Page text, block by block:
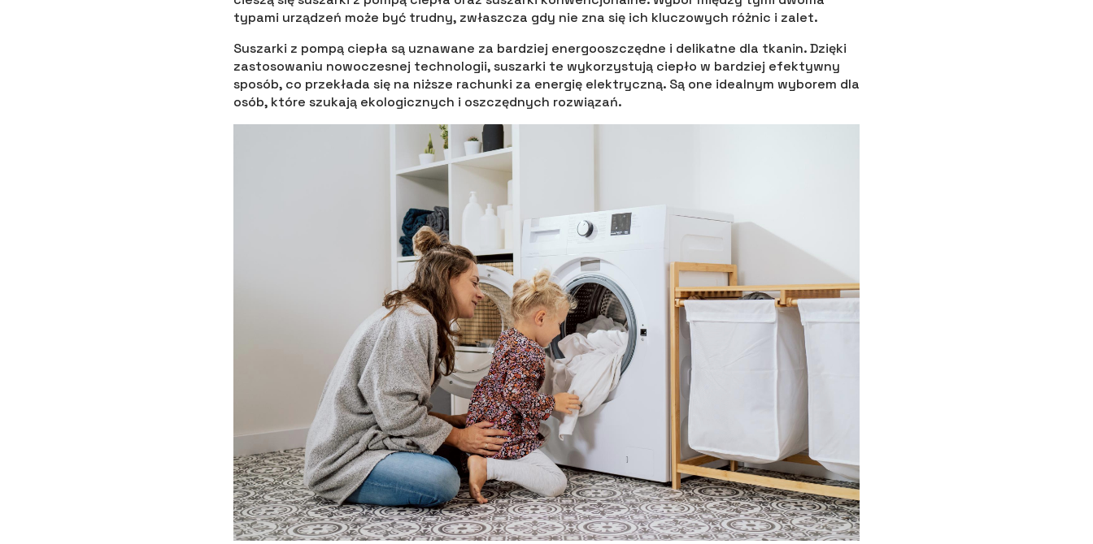
typami urządzeń może być trudny, zwłaszcza gdy nie zna się ich kluczowych różnic i zalet.
Suszarki z pompą ciepła są uznawane za bardziej energooszczędne i delikatne dla tkanin. Dzięki
zastosowaniu nowoczesnej technologii, suszarki te wykorzystują ciepło w bardziej efektywny
sposób, co przekłada się na niższe rachunki za energię elektryczną. Są one idealnym wyborem dla
osób, które szukają ekologicznych i oszczędnych rozwiązań.